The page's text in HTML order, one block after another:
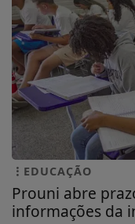
EDUCAÇÃO
Prouni abre
informações da